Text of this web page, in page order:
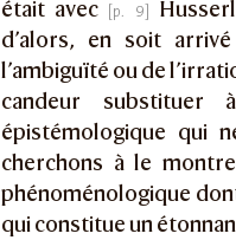
était avec
d’alors, en soit
l’ambiguïté ou de
candeur substituer
épistémologique qui
cherchons à le
phénoménologique
qui constitue un